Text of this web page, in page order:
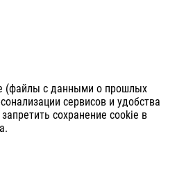
(файлы с данными о прошлых
сервисов и удобства
сохранение cookie в